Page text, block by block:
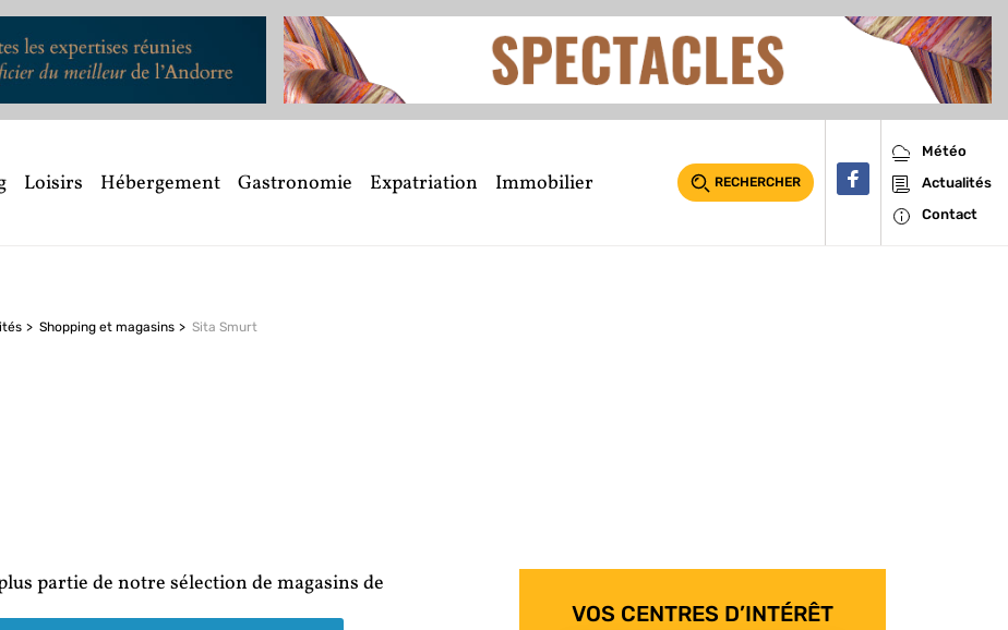
Loisirs Hébergement Gastronomie Expatriation Immobilier RECHERCHER
Météo
Actualités
Contact
Shopping et magasins Sita Smurt
partie de notre sélection de magasins de
VOS CENTRES D’INTÉRÊT